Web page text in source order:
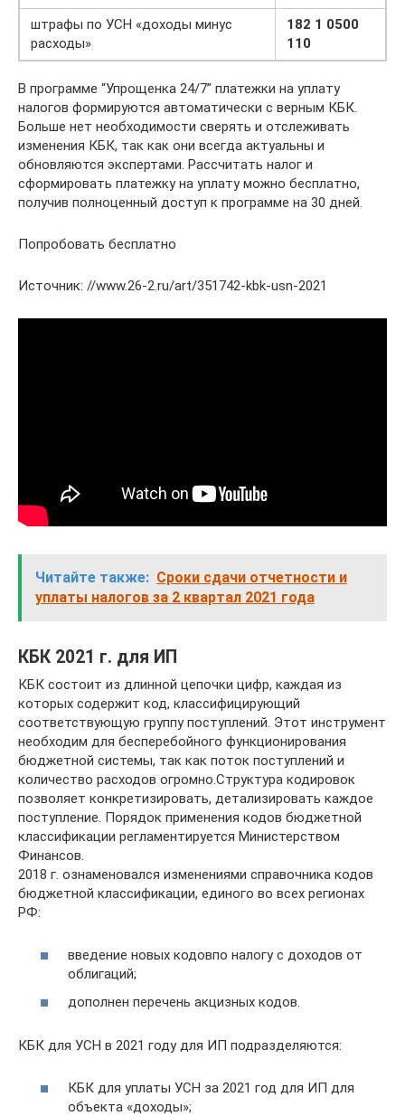
штрафы по УСН «доходы минус
расходы»
182 1 0500
110
В программе “Упрощенка 24/7” платежки на уплату
налогов формируются автоматически с верным КБК.
Больше нет необходимости сверять и отслеживать
изменения КБК, так как они всегда актуальны и
обновляются экспертами. Рассчитать налог и
сформировать платежку на уплату можно бесплатно,
получив полноценный доступ к программе на 30 дней.
Попробовать бесплатно
Источник: //www.26-2.ru/art/351742-kbk-usn-2021
Читайте также: Сроки сдачи отчетности и
уплаты налогов за 2 квартал 2021 года
КБК 2021 г. для ИП
КБК состоит из длинной цепочки цифр, каждая из
которых содержит код, классифицирующий
соответствующую группу поступлений. Этот инструмент
необходим для бесперебойного функционирования
бюджетной системы, так как поток поступлений и
количество расходов огромно.Структура кодировок
позволяет конкретизировать, детализировать каждое
поступление. Порядок применения кодов бюджетной
классификации регламентируется Министерством
Финансов.
2018 г. ознаменовался изменениями справочника кодов
бюджетной классификации, единого во всех регионах
РФ:
введение новых кодовпо налогу с доходов от
облигаций;
дополнен перечень акцизных кодов.
КБК для УСН в 2021 году для ИП подразделяются:
КБК для уплаты УСН за 2021 год для ИП для
объекта «доходы»;